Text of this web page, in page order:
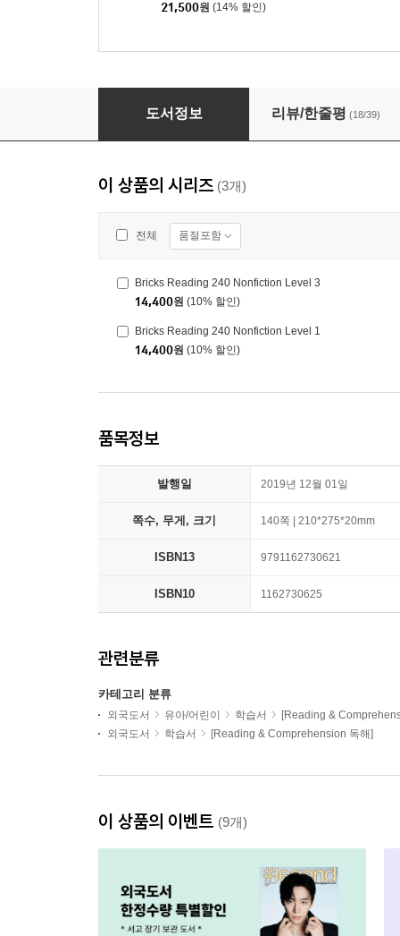
21,500원 (14% 할인)
Bricks Reading 240 Nonfiction Level 2
도서정보 리뷰/한줄평 (18/39)
이 상품의 시리즈 (3개)
전체 품절포함
Bricks Reading 240 Nonfiction Level 3
14,400원 (10% 할인)
Bricks Reading 240 Nonfiction Level 1
14,400원 (10% 할인)
품목정보
발행일 2019년 12월 01일
쪽수, 무게, 크기 140쪽 | 210*275*20mm
ISBN13 9791162730621
ISBN10 1162730625
관련분류
카테고리 분류
외국도서 유아/어린이 학습서
[Reading &
외국도서
학습서 [Reading & Comprehension 독해]
이 상품의 이벤트 (9개)